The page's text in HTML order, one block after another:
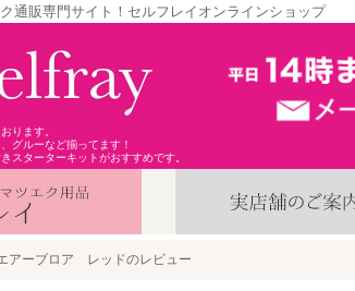
通販専門サイト！セルフレイオンラインショップ
ります。
グルーなど揃ってます！
スターターキットがおすすめです。
アーブロア レッドのレビュー